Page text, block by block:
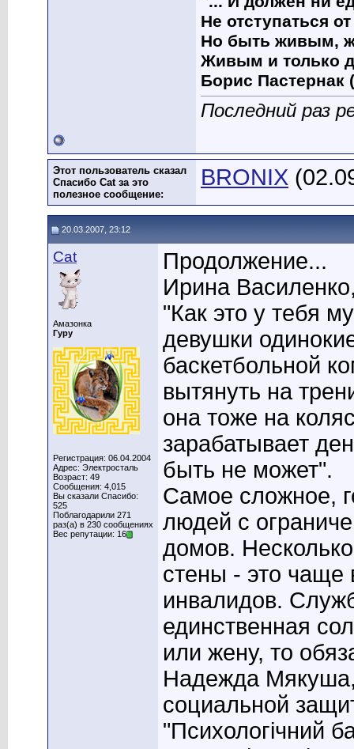
Не отступаться
Но быть живым,
Живым и только
Борис Пастернак
Последний раз
Этот пользователь сказал
Спасибо Cat за это
полезное сообщение:
BRONIX
20.03.2007, 23:12
Cat
Амазонка
Гуру
Регистрация: 06.04.2004
Адрес: Электросталь
Возраст: 49
Сообщения: 4,015
Вы сказали Спасибо:
525
Поблагодарили 271
раз(а) в 230 сообщениях
Вес репутации: 16
Продолжение...
Ирина
"Как это у тебя
девушки
баскетбольной
вытянуть на
она тоже на
зарабатывает
быть не может".
Самое сложное,
людей с
домов.
стены - это чаще
инвалидов.
единственная
или жену, то
Надежда Мякуша,
социальной
"Психологiчний